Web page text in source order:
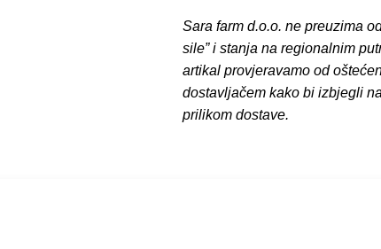
Sara farm d.o.o. ne preuzima
sile” i stanja na regionalnim
artikal provjeravamo od
dostavljačem kako bi izbjegli
prilikom dostave.